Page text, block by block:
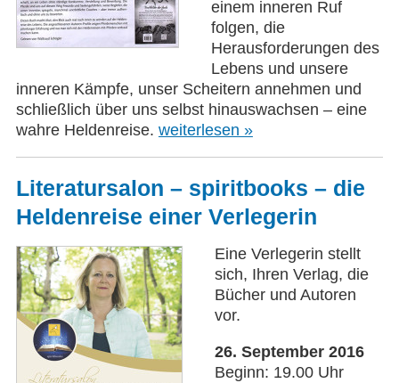
einem inneren Ruf
folgen, die
Herausforderungen des
Lebens und unsere
inneren Kämpfe, unser Scheitern annehmen und
schließlich über uns selbst hinauswachsen – eine
wahre Heldenreise. weiterlesen »
Literatursalon – spiritbooks – die
Heldenreise einer Verlegerin
Eine Verlegerin stellt
sich, Ihren Verlag, die
Bücher und Autoren
vor.
26. September 2016
Beginn: 19.00 Uhr